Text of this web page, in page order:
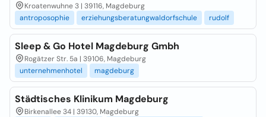
Kroatenwuhne 3 | 39116, Magdeburg
antroposophie
erziehungsberatungwaldorfschule rudolf
Sleep & Go Hotel Magdeburg Gmbh
Rogätzer Str. 5a | 39106, Magdeburg
unternehmenhotel
magdeburg
Städtisches Klinikum Magdeburg
Birkenallee 34 | 39130, Magdeburg